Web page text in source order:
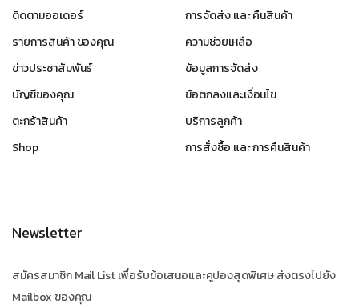
ติดตามออเดอร์
รายการสินค้า ของคุณ
ข่าวประชาสัมพันธ์
บัญชีของคุณ
ตะกร้าสินค้า
Shop
การจัดส่ง และ คืนสินค้า
ความช่วยเหลือ
ข้อมูลการจัดส่ง
ข้อตกลงและเงื่อนไข
บริการลูกค้า
การสั่งซื้อ และ การคืนสินค้า
Newsletter
สมัครสมาชิก Mail List เพื่อรับข้อเสนอและคูปองสุดพิเศษ ส่งตรงไปยัง
Mailbox ของคุณ